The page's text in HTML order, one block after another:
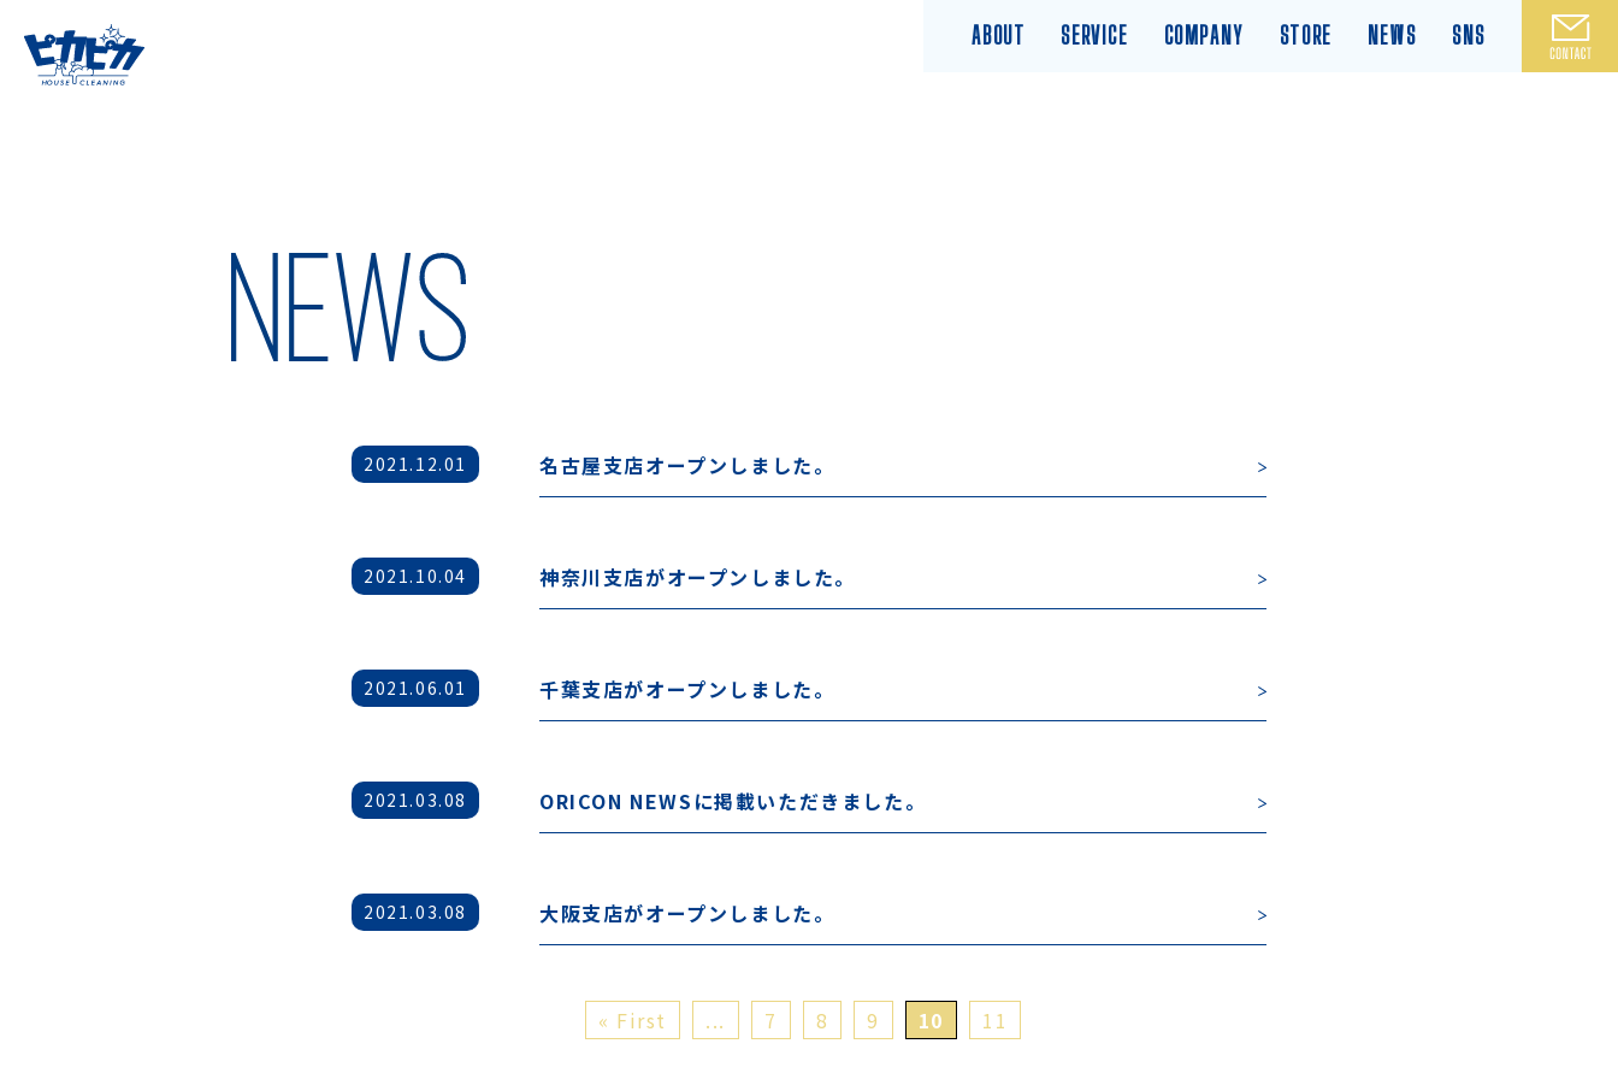
ABOUT SERVICE COMPANY STORE NEWS SNS
2021.12.01 名古屋支店オープンしました。
2021.10.04 神奈川支店がオープンしました。
2021.06.01 千葉支店がオープンしました。
2021.03.08 ORICON NEWSに掲載いただきました。
2021.03.08 大阪支店がオープンしました。
« First ... 7 8 9 10 11